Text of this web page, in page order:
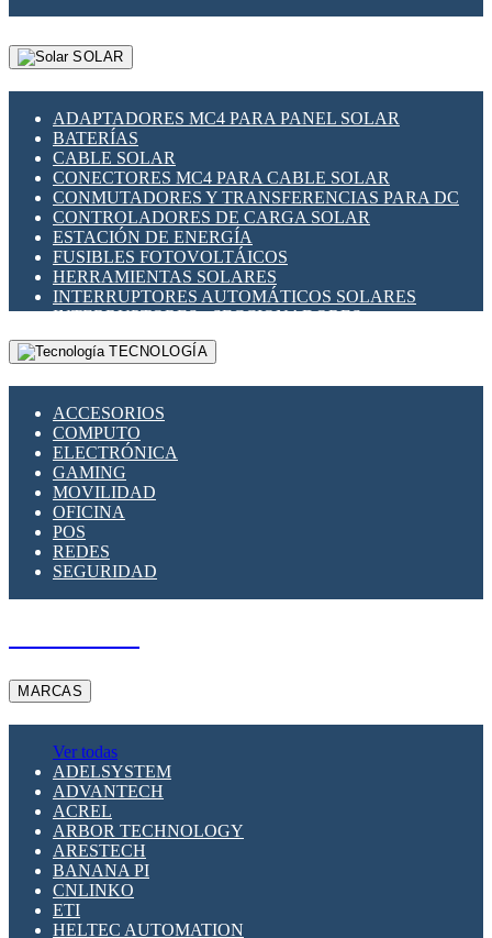
SOLAR
ADAPTADORES MC4 PARA PANEL SOLAR
BATERÍAS
CABLE SOLAR
CONECTORES MC4 PARA CABLE SOLAR
CONMUTADORES Y TRANSFERENCIAS PARA DC
CONTROLADORES DE CARGA SOLAR
ESTACIÓN DE ENERGÍA
FUSIBLES FOTOVOLTÁICOS
HERRAMIENTAS SOLARES
INTERRUPTORES AUTOMÁTICOS SOLARES
INTERRUPTORES - SECCIONADORES
FOTOVOLTÁICOS
MONTAJE PANEL SOLAR
SUPRESOR DE TRANSIENTES SPDS PARA
APLICACIONES FOTOVOLTAICAS
TECNOLOGÍA
ACCESORIOS
COMPUTO
ELECTRÓNICA
GAMING
MOVILIDAD
OFICINA
POS
REDES
SEGURIDAD
MARCAS
Ver todas
ADELSYSTEM
ADVANTECH
ACREL
ARBOR TECHNOLOGY
ARESTECH
BANANA PI
CNLINKO
ETI
HELTEC AUTOMATION